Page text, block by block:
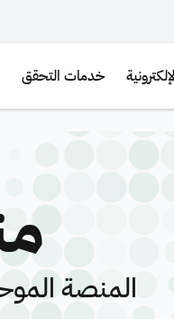
خدمات التحقق
المنصة